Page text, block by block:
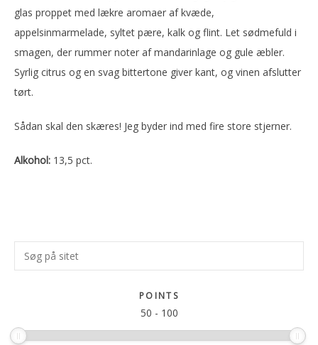
glas proppet med lækre aromaer af kvæde,
appelsinmarmelade, syltet pære, kalk og flint. Let sødmefuld i
smagen, der rummer noter af mandarinlage og gule æbler.
Syrlig citrus og en svag bittertone giver kant, og vinen afslutter
tørt.
Sådan skal den skæres! Jeg byder ind med fire store stjerner.
Alkohol: 13,5 pct.
Primær
Sidebar
Søg
på
POINTS
50 - 100